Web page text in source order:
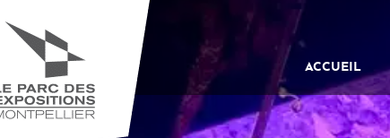
ACCUEIL